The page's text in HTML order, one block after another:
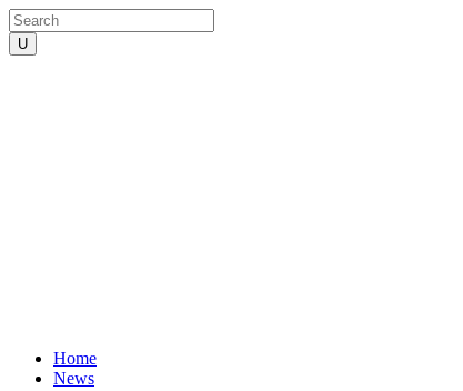
Home
News